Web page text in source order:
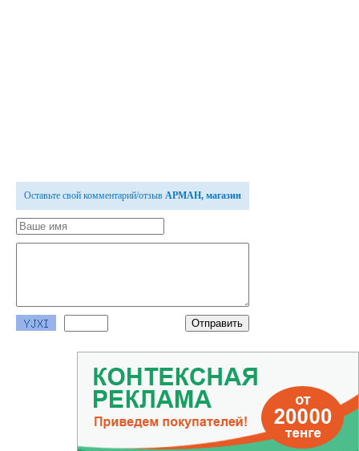
Оставьте свой комментарий/отзыв АРМАН, магазин